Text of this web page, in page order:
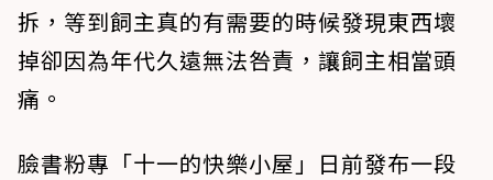
拆，等到飼主真的有需要的時候發現東西壞
掉卻因為年代久遠無法咎責，讓飼主相當頭
痛。
臉書粉專「十一的快樂小屋」日前發布一段